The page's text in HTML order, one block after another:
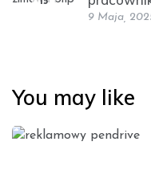
9 Maja,
You may like